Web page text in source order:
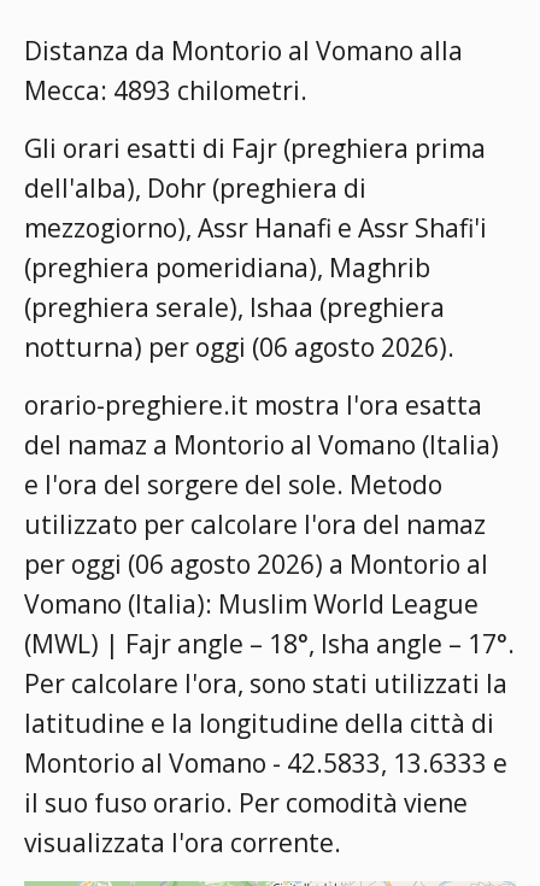
Distanza da Montorio al Vomano alla
Mecca: 4893 chilometri.
Gli orari esatti di Fajr (preghiera prima
dell'alba), Dohr (preghiera di
mezzogiorno), Assr Hanafi e Assr Shafi'i
(preghiera pomeridiana), Maghrib
(preghiera serale), Ishaa (preghiera
notturna) per oggi (06 agosto 2026).
orario-preghiere.it mostra l'ora esatta
del namaz a Montorio al Vomano (Italia)
e l'ora del sorgere del sole. Metodo
utilizzato per calcolare l'ora del namaz
per oggi (06 agosto 2026) a Montorio al
Vomano (Italia): Muslim World League
(MWL) | Fajr angle – 18°, Isha angle – 17°.
Per calcolare l'ora, sono stati utilizzati la
latitudine e la longitudine della città di
Montorio al Vomano - 42.5833, 13.6333 e
il suo fuso orario. Per comodità viene
visualizzata l'ora corrente.